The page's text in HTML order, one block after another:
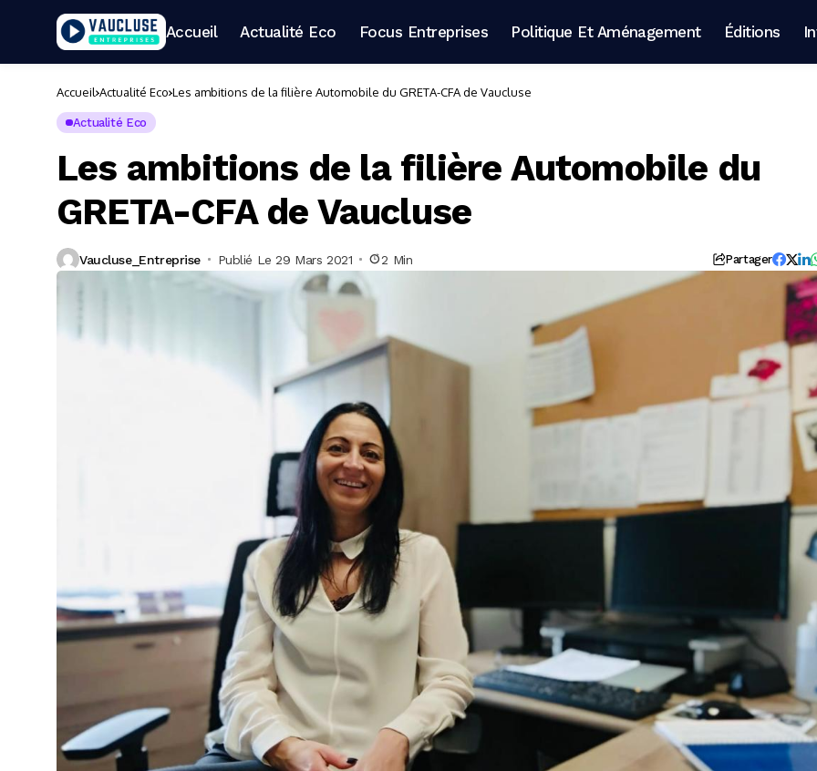
Accueil Actualité Eco Focus Entreprises Politique Et Aménagement Éditions
Accueil Actualité Eco Les ambitions de la filière Automobile du GRETA-CFA de Vaucluse
Actualité Eco
Les ambitions de la filière Automobile du
GRETA-CFA de Vaucluse
Vaucluse_Entreprise Publié Le 29 Mars 2021 2 Min Partager